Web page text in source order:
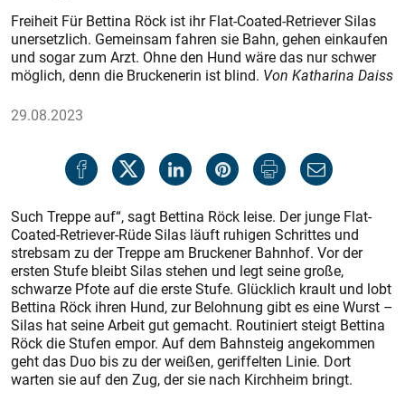
Freiheit Für Bettina Röck ist ihr Flat-Coated-Retriever Silas
unersetzlich. Gemeinsam fahren sie Bahn, gehen einkaufen
und sogar zum Arzt. Ohne den Hund wäre das nur schwer
möglich, denn die Bruckenerin ist blind. Von Katharina Daiss
29.08.2023
Such Treppe auf“, sagt Bettina Röck leise. Der junge Flat-
Coated-Retriever-Rüde Silas läuft ruhigen Schrittes und
strebsam zu der Treppe am Bruckener Bahnhof. Vor der
ersten Stufe bleibt Silas stehen und legt seine große,
schwarze Pfote auf die erste Stufe. Glücklich krault und lobt
Bettina Röck ihren Hund, zur Belohnung gibt es eine Wurst –
Silas hat seine Arbeit gut gemacht. Routiniert steigt Bettina
Röck die Stufen empor. Auf dem Bahnsteig angekommen
geht das Duo bis zu der weißen, geriffelten Linie. Dort
warten sie auf den Zug, der sie nach Kirchheim bringt.